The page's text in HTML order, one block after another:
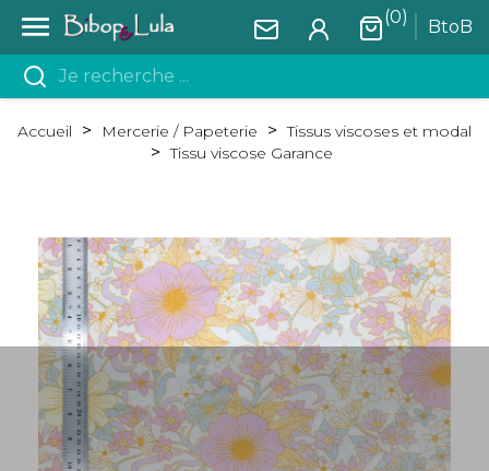
 BtoB
(0)
Accueil Mercerie / Papeterie
Tissus viscoses et modal
Tissu viscose Garance